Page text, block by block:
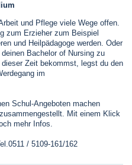
und Pflege viele Wege offen.
zum Erzieher zum Beispiel
und Heilpädagoge werden. Oder
Bachelor of Nursing zu
Zeit bekommst, legst du den
im
Schul-Angeboten machen
Mit einem Klick
mehr Infos.
/ 5109-161/162